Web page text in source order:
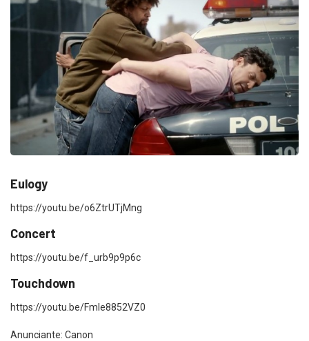
Eulogy
https://youtu.be/o6ZtrUTjMng
Concert
https://youtu.be/f_urb9p9p6c
Touchdown
https://youtu.be/Fmle8852VZ0
Anunciante: Canon